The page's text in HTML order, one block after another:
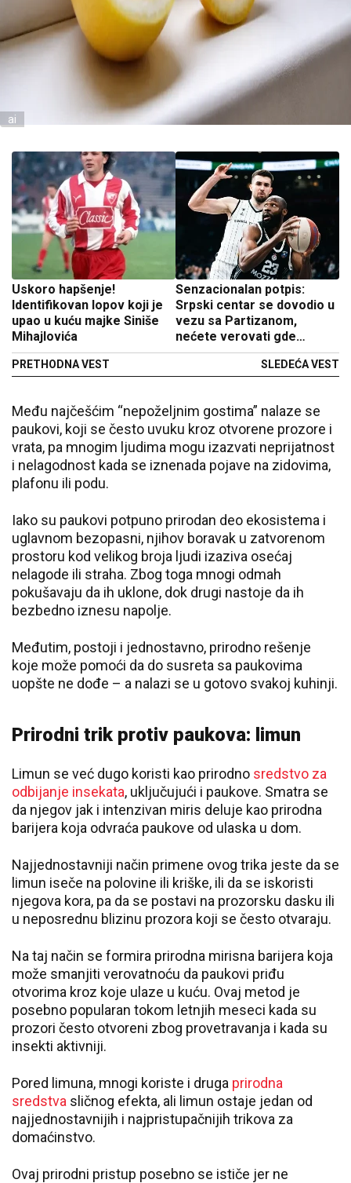
ai
Uskoro hapšenje!
Identifikovan lopov koji je
upao u kuću majke Siniše
Mihajlovića
PRETHODNA VEST
Senzacionalan potpis:
Srpski centar se dovodio u
vezu sa Partizanom,
nećete verovati gde
nastavlja karijeru
SLEDEĆA VEST
Među najčešćim “nepoželjnim gostima” nalaze se
paukovi, koji se često uvuku kroz otvorene prozore i
vrata, pa mnogim ljudima mogu izazvati neprijatnost
i nelagodnost kada se iznenada pojave na zidovima,
plafonu ili podu.
Iako su paukovi potpuno prirodan deo ekosistema i
uglavnom bezopasni, njihov boravak u zatvorenom
prostoru kod velikog broja ljudi izaziva osećaj
nelagode ili straha. Zbog toga mnogi odmah
pokušavaju da ih uklone, dok drugi nastoje da ih
bezbedno iznesu napolje.
Međutim, postoji i jednostavno, prirodno rešenje
koje može pomoći da do susreta sa paukovima
uopšte ne dođe – a nalazi se u gotovo svakoj kuhinji.
Prirodni trik protiv paukova: limun
Limun se već dugo koristi kao prirodno sredstvo za
odbijanje insekata, uključujući i paukove. Smatra se
da njegov jak i intenzivan miris deluje kao prirodna
barijera koja odvraća paukove od ulaska u dom.
Najjednostavniji način primene ovog trika jeste da se
limun iseče na polovine ili kriške, ili da se iskoristi
njegova kora, pa da se postavi na prozorsku dasku ili
u neposrednu blizinu prozora koji se često otvaraju.
Na taj način se formira prirodna mirisna barijera koja
može smanjiti verovatnoću da paukovi priđu
otvorima kroz koje ulaze u kuću. Ovaj metod je
posebno popularan tokom letnjih meseci kada su
prozori često otvoreni zbog provetravanja i kada su
insekti aktivniji.
Pored limuna, mnogi koriste i druga prirodna
sredstva sličnog efekta, ali limun ostaje jedan od
najjednostavnijih i najpristupačnijih trikova za
domaćinstvo.
Ovaj prirodni pristup posebno se ističe jer ne